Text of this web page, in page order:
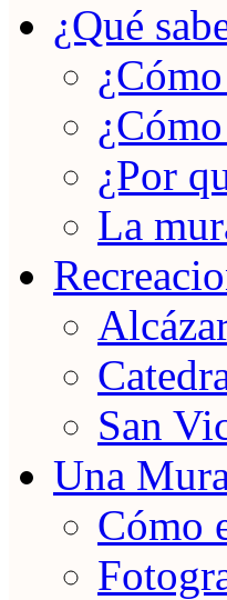
¿Qué
¿Por
La
San
Una
Cómo